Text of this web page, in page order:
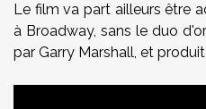
Le film va part ailleurs être
à Broadway, sans le duo
par Garry Marshall, et